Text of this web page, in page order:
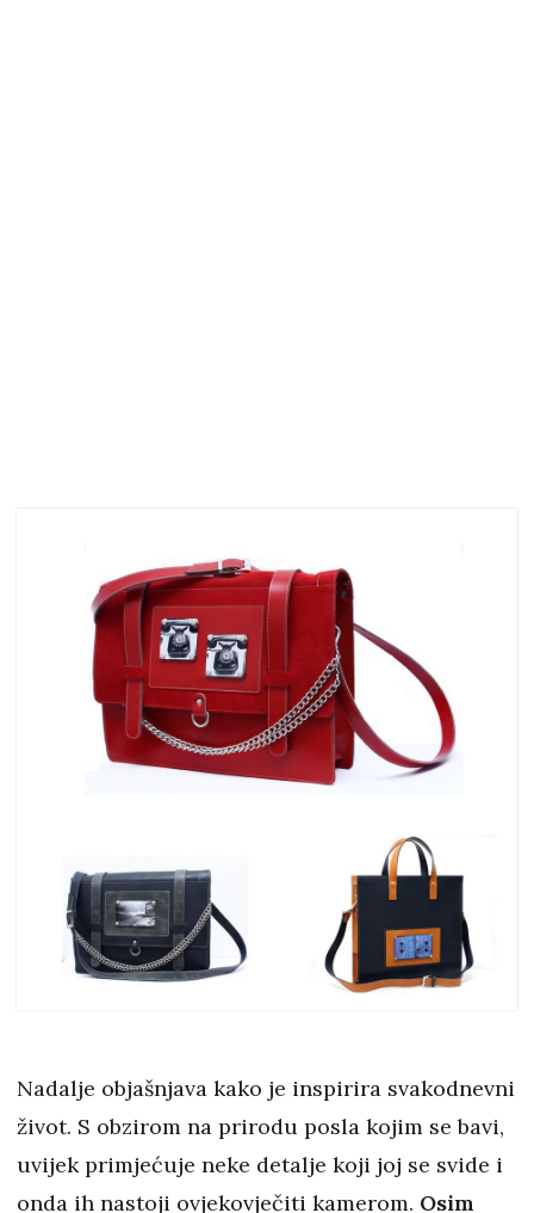
Nadalje objašnjava kako je inspirira svakodnevni
život. S obzirom na prirodu posla kojim se bavi,
uvijek primjećuje neke detalje koji joj se svide i
onda ih nastoji ovjekovječiti kamerom. Osim